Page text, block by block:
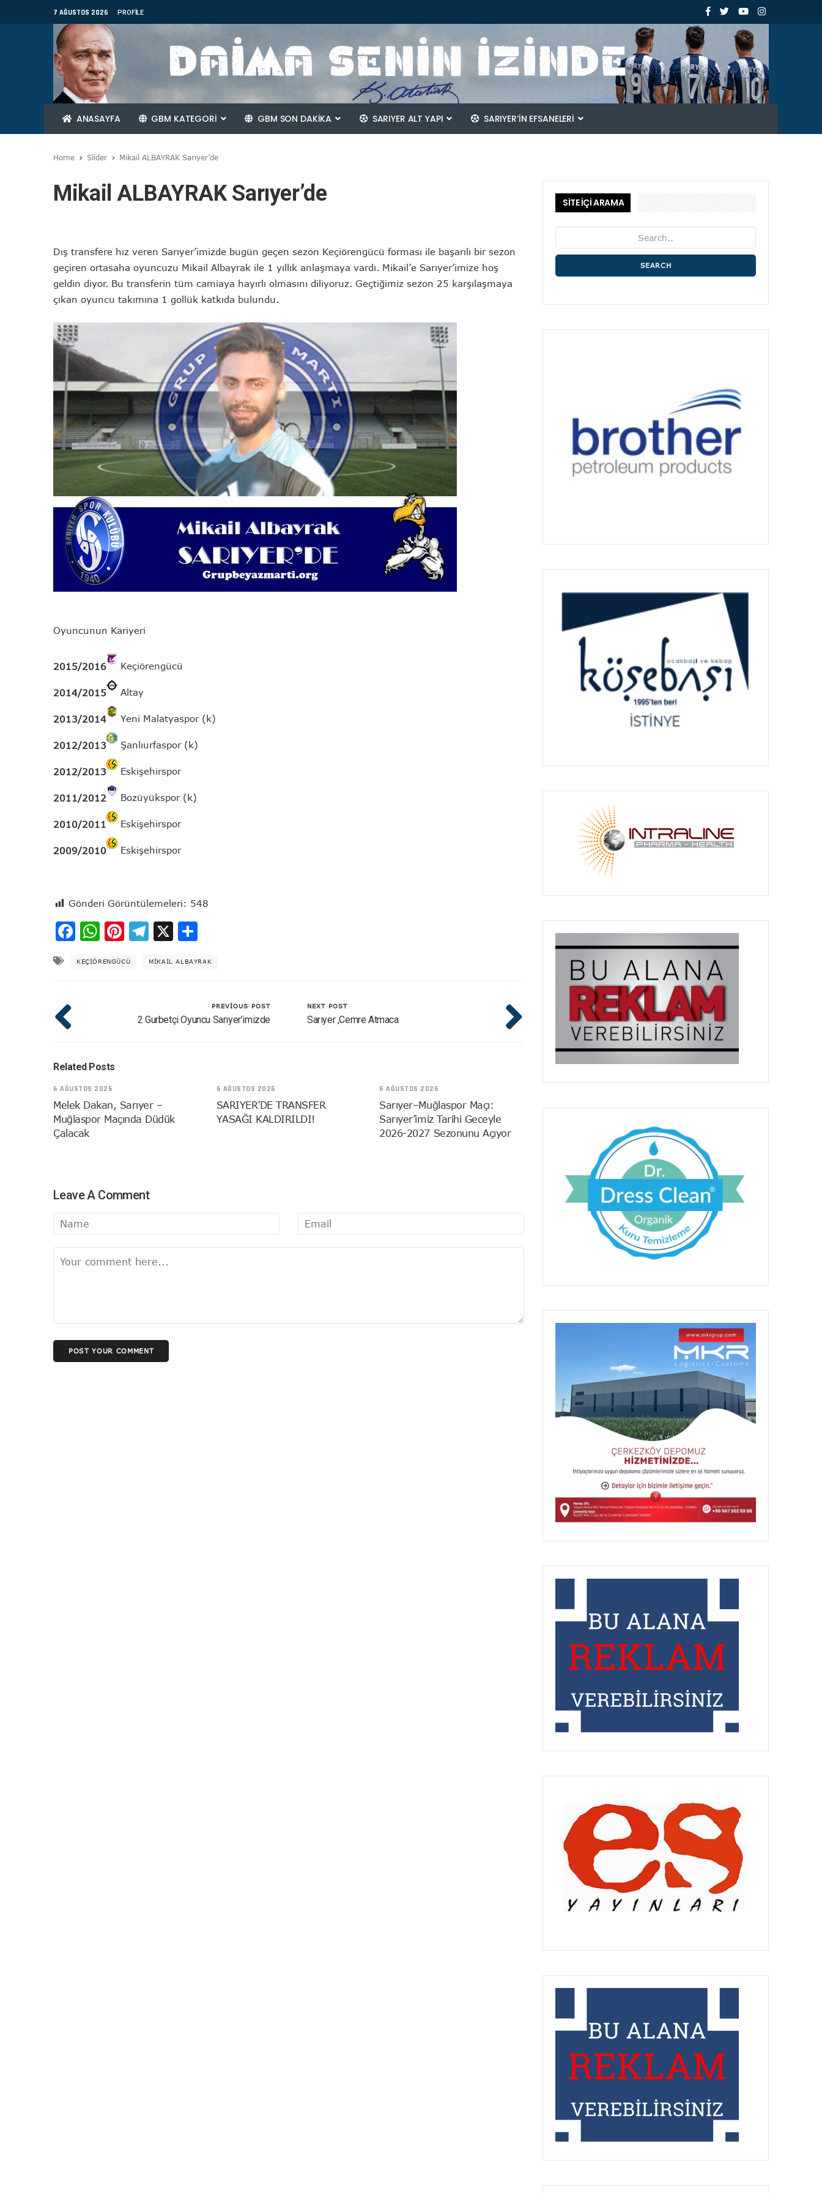
7 AĞUSTOS 2026 PROFILE
ANASAYFA GBM KATEGORİ GBM SON DAKİKA SARIYER ALT YAPI SARIYER’IN EFSANELERI
Home Slider Mikail ALBAYRAK Sarıyer’de
Mikail ALBAYRAK Sarıyer’de
Dış transfere hız veren Sarıyer’imizde bugün geçen sezon Keçiörengücü forması ile başarılı bir sezon
geçiren ortasaha oyuncuzu Mikail Albayrak ile 1 yıllık anlaşmaya vardı. Mikail’e Sarıyer’imize hoş
geldin diyor. Bu transferin tüm camiaya hayırlı olmasını diliyoruz. Geçtiğimiz sezon 25 karşılaşmaya
çıkan oyuncu takımına 1 gollük katkıda bulundu.
Oyuncunun Kariyeri
2015/2016 Keçiörengücü
2014/2015 Altay
2013/2014 Yeni Malatyaspor (k)
2012/2013 Şanlıurfaspor (k)
2012/2013 Eskişehirspor
2011/2012 Bozüyükspor (k)
2010/2011 Eskişehirspor
2009/2010 Eskişehirspor
Gönderi Görüntülemeleri: 548
Facebook
WhatsApp
Pinterest
Telegram
X
KEÇIÖRENGÜCÜ MIKAIL ALBAYRAK
PREVIOUS POST
2 Gurbetçi Oyuncu Sarıyer’imizde
NEXT POST
Sarıyer ,Cemre Atmaca
Related Posts
6 AĞUSTOS 2026
Melek Dakan, Sarıyer –
Muğlaspor Maçında Düdük
Çalacak
6 AĞUSTOS 2026
SARIYER’DE TRANSFER
YASAĞI KALDIRILDI!
6 AĞUSTOS 2026
Sarıyer–Muğlaspor Maçı:
Sarıyer’imiz Tarihi Geceyle
2026-2027 Sezonunu Açıyor
Leave A Comment
POST YOUR COMMENT
SİTE İÇİ ARAMA
SEARCH